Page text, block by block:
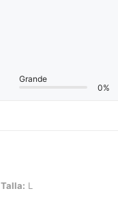
Grande
0%
Talla: L